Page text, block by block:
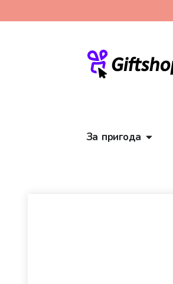
За пригода